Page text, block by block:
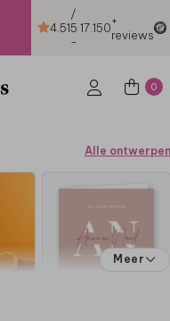
4.51
/
5
-
17.150+
reviews
0
Alle ontwerpen
Meer